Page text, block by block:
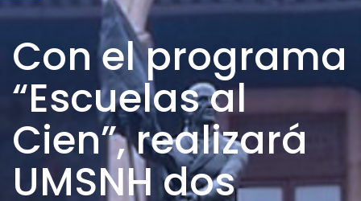
Con el programa
“Escuelas al
Cien”, realizará
UMSNH dos